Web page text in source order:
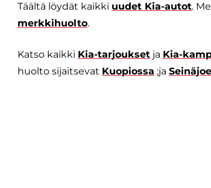
Täältä löydät kaikki uudet Kia-autot.
merkkihuolto.
Katso kaikki Kia-tarjoukset ja Kia-
huolto sijaitsevat Kuopiossa ;ja